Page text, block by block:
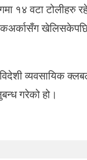
१४ वटा टोलीहरु
व्यवसायिक
गरेको हो।